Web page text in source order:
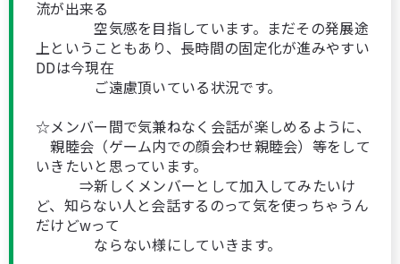
流が出来る
空気感を目指しています。まだその発展途
上ということもあり、長時間の固定化が進みやすい
DDは今現在
ご遠慮頂いている状況です。
☆メンバー間で気兼ねなく会話が楽しめるように、
親睦会（ゲーム内での顔会わせ親睦会）等をして
いきたいと思っています。
⇒新しくメンバーとして加入してみたいけ
ど、知らない人と会話するのって気を使っちゃうん
だけどwって
ならない様にしていきます。